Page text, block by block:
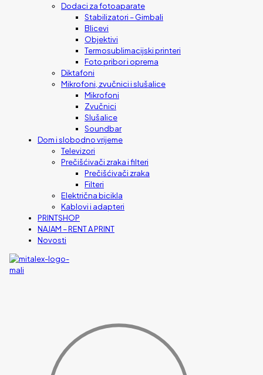
Dodaci za fotoaparate
Stabilizatori – Gimbali
Blicevi
Objektivi
Termosublimacijski printeri
Foto pribor i oprema
Diktafoni
Mikrofoni, zvučnici i slušalice
Mikrofoni
Zvučnici
Slušalice
Soundbar
Dom i slobodno vrijeme
Televizori
Prečišćivači zraka i filteri
Prečišćivači zraka
Filteri
Električna bicikla
Kablovi i adapteri
PRINTSHOP
NAJAM – RENT A PRINT
Novosti